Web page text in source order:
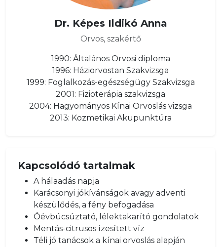
Dr. Képes Ildikó Anna
Orvos, szakértő
1990: Általános Orvosi diploma
1996: Háziorvostan Szakvizsga
1999: Foglalkozás-egészségügy Szakvizsga
2001: Fizioterápia szakvizsga
2004: Hagyományos Kínai Orvoslás vizsga
2013: Kozmetikai Akupunktúra
Kapcsolódó tartalmak
A hálaadás napja
Karácsonyi jókívánságok avagy adventi
készülődés, a fény befogadása
Óévbúcsúztató, lélektakarító gondolatok
Mentás-citrusos ízesített víz
Téli jó tanácsok a kínai orvoslás alapján